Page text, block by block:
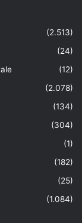
(2.513)
(24)
(12)
(2.078)
(134)
(304)
(1)
(182)
(25)
(1.084)